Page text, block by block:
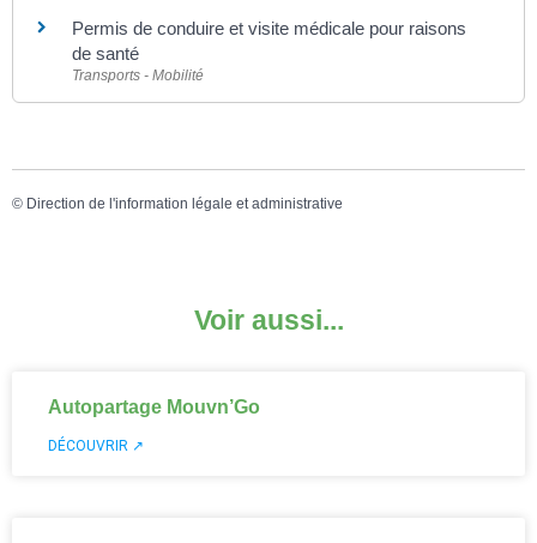
Permis de conduire et visite médicale pour raisons
de santé
Transports - Mobilité
© Direction de l'information légale et administrative
Voir aussi...
Autopartage Mouvn’Go
DÉCOUVRIR ↗